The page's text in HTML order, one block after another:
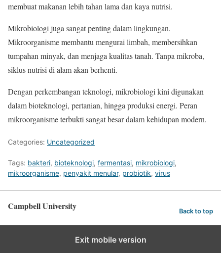
membuat makanan lebih tahan lama dan kaya nutrisi.
Mikrobiologi juga sangat penting dalam lingkungan.
Mikroorganisme membantu mengurai limbah, membersihkan
tumpahan minyak, dan menjaga kualitas tanah. Tanpa mikroba,
siklus nutrisi di alam akan berhenti.
Dengan perkembangan teknologi, mikrobiologi kini digunakan
dalam bioteknologi, pertanian, hingga produksi energi. Peran
mikroorganisme terbukti sangat besar dalam kehidupan modern.
Categories: Uncategorized
Tags: bakteri, bioteknologi, fermentasi, mikrobiologi,
mikroorganisme, penyakit menular, probiotik, virus
Campbell University Back to top
Exit mobile version